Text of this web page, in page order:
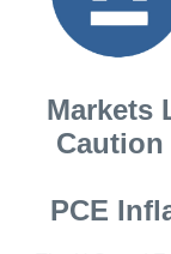
Markets
Caution
PCE